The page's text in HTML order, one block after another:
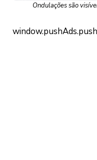
Ondulações são